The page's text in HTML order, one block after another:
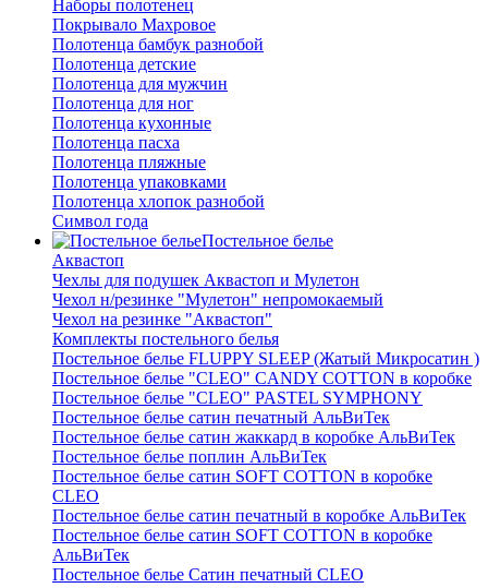
Наборы полотенец
Покрывало Махровое
Полотенца бамбук разнобой
Полотенца детские
Полотенца для мужчин
Полотенца для ног
Полотенца кухонные
Полотенца пасха
Полотенца пляжные
Полотенца упаковками
Полотенца хлопок разнобой
Символ года
Постельное белье
Аквастоп
Чехлы для подушек Аквастоп и Мулетон
Чехол н/резинке "Мулетон" непромокаемый
Чехол на резинке "Аквастоп"
Комплекты постельного белья
Постельное белье FLUPPY SLEEP (Жатый Микросатин )
Постельное белье "CLEO" CANDY COTTON в коробке
Постельное белье "CLEO" PASTEL SYMPHONY
Постельное белье сатин печатный АльВиТек
Постельное белье сатин жаккард в коробке АльВиТек
Постельное белье поплин АльВиТек
Постельное белье сатин SOFT COTTON в коробке
CLEO
Постельное белье сатин печатный в коробке АльВиТек
Постельное белье сатин SOFT COTTON в коробке
АльВиТек
Постельное белье Сатин печатный CLEO